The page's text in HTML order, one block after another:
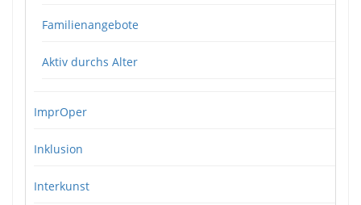
Familienangebote
Aktiv durchs Alter
ImprOper
Inklusion
Interkunst